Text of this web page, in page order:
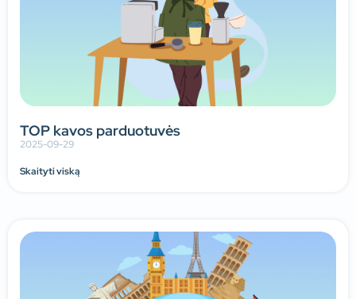
TOP kavos parduotuvės
2025-09-29
Skaityti viską